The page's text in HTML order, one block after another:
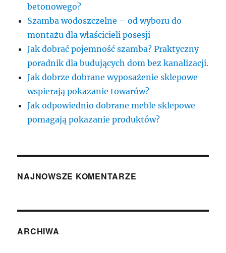
betonowego?
Szamba wodoszczelne – od wyboru do
montażu dla właścicieli posesji
Jak dobrać pojemność szamba? Praktyczny
poradnik dla budujących dom bez kanalizacji.
Jak dobrze dobrane wyposażenie sklepowe
wspierają pokazanie towarów?
Jak odpowiednio dobrane meble sklepowe
pomagają pokazanie produktów?
NAJNOWSZE KOMENTARZE
ARCHIWA